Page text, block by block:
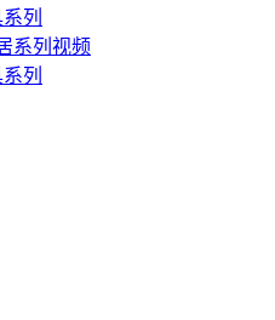
列
系列视频
列